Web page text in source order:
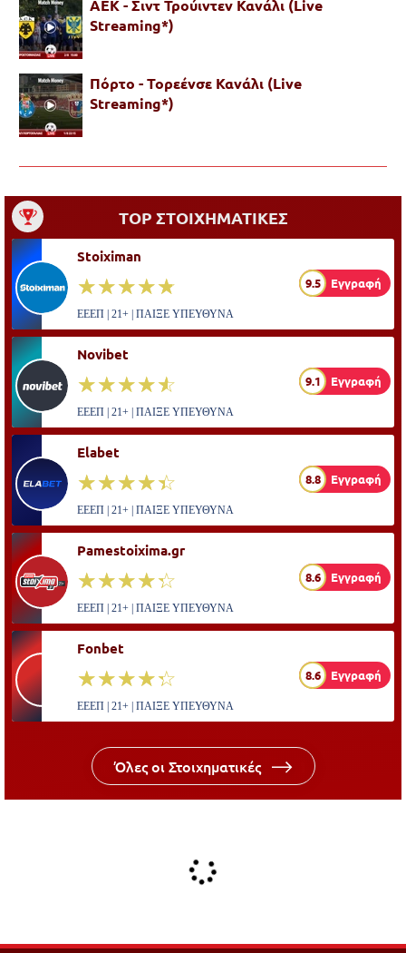
ΑΕΚ - Σιντ Τρούιντεν Κανάλι (Live
Streaming*)
Πόρτο - Τορεένσε Κανάλι (Live
Streaming*)
TOP ΣΤΟΙΧΗΜΑΤΙΚΕΣ
Stoiximan
☆☆☆☆☆
★★★★★ 9.5 Εγγραφή
ΕΕΕΠ | 21+ | ΠΑΙΞΕ ΥΠΕΥΘΥΝΑ
Novibet
☆☆☆☆☆
★★★★★ 9.1 Εγγραφή
ΕΕΕΠ | 21+ | ΠΑΙΞΕ ΥΠΕΥΘΥΝΑ
Elabet
☆☆☆☆☆
★★★★★ 8.8 Εγγραφή
ΕΕΕΠ | 21+ | ΠΑΙΞΕ ΥΠΕΥΘΥΝΑ
Pamestoixima.gr
☆☆☆☆☆
★★★★★ 8.6 Εγγραφή
ΕΕΕΠ | 21+ | ΠΑΙΞΕ ΥΠΕΥΘΥΝΑ
Fonbet
☆☆☆☆☆
★★★★★ 8.6 Εγγραφή
ΕΕΕΠ | 21+ | ΠΑΙΞΕ ΥΠΕΥΘΥΝΑ
Όλες οι Στοιχηματικές